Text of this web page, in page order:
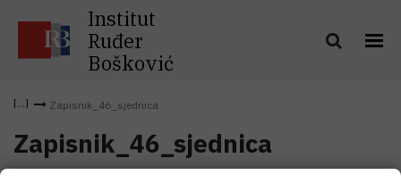
Institut
Ruđer
Bošković
Zapisnik_46_sjednica
Zapisnik_46_sjednica